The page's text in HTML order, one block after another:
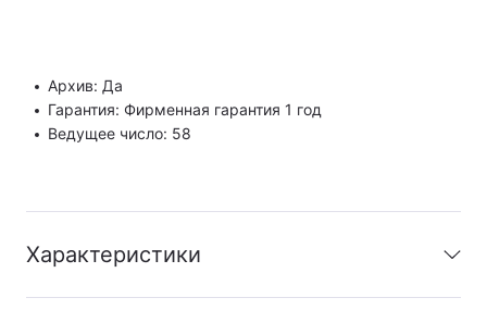
Архив: Да
Гарантия: Фирменная гарантия 1 год
Ведущее число: 58
Характеристики